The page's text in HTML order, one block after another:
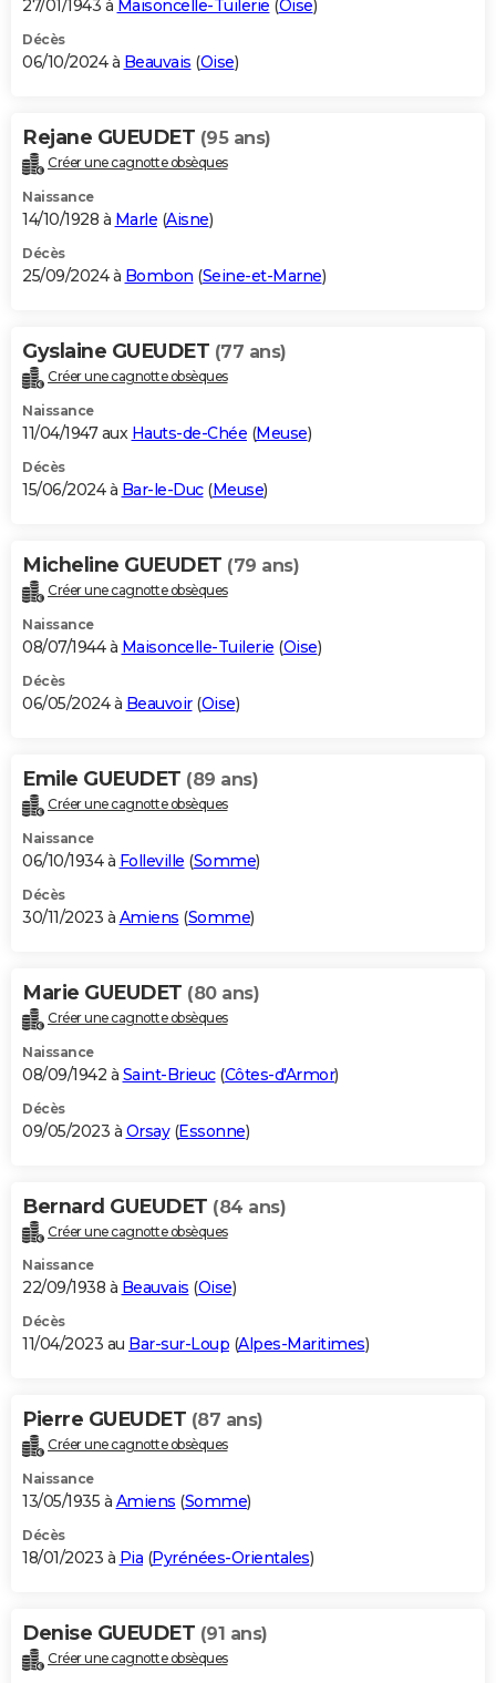
27/01/1943 à Maisoncelle-Tuilerie (Oise)
Décès
06/10/2024 à Beauvais (Oise)
Rejane GUEUDET (95 ans)
Créer une cagnotte obsèques
Naissance
14/10/1928 à Marle (Aisne)
Décès
25/09/2024 à Bombon (Seine-et-Marne)
Gyslaine GUEUDET (77 ans)
Créer une cagnotte obsèques
Naissance
11/04/1947 aux Hauts-de-Chée (Meuse)
Décès
15/06/2024 à Bar-le-Duc(Meuse)
Micheline GUEUDET (79 ans)
Créer une cagnotte obsèques
Naissance
08/07/1944 à Maisoncelle-Tuilerie (Oise)
Décès
06/05/2024 à Beauvoir(Oise)
Emile GUEUDET (89 ans)
Créer une cagnotte obsèques
Naissance
06/10/1934 à Folleville (Somme)
Décès
30/11/2023 à Amiens (Somme)
Marie GUEUDET (80 ans)
Créer une cagnotte obsèques
Naissance
08/09/1942 à Saint-Brieuc(Côtes-d'Armor)
Décès
09/05/2023 à Orsay(Essonne)
Bernard GUEUDET (84 ans)
Créer une cagnotte obsèques
Naissance
22/09/1938 à Beauvais (Oise)
Décès
11/04/2023 au Bar-sur-Loup (Alpes-Maritimes)
Pierre GUEUDET (87 ans)
Créer une cagnotte obsèques
Naissance
13/05/1935 à Amiens (Somme)
Décès
18/01/2023 à Pia (Pyrénées-Orientales)
Denise GUEUDET (91 ans)
Créer une cagnotte obsèques